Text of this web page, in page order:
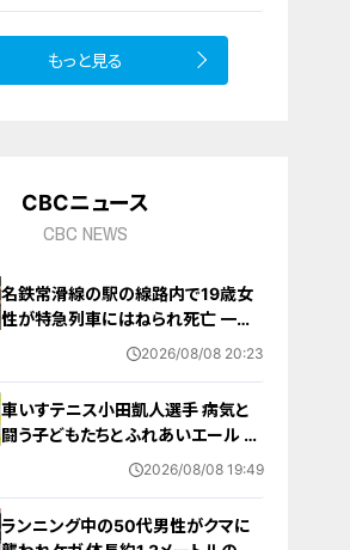
もっと見る
CBCニュース
CBC NEWS
名鉄常滑線の駅の線路内で19歳女
性が特急列車にはねられ死亡 一部
区間で一時運転見合わせに お盆休
2026/08/08 20:23
車いすテニス小田凱人選手 病気と
闘う子どもたちとふれあいエール ス
ポーツの楽しさ伝える 名古屋・緑区
2026/08/08 19:49
ランニング中の50代男性がクマに